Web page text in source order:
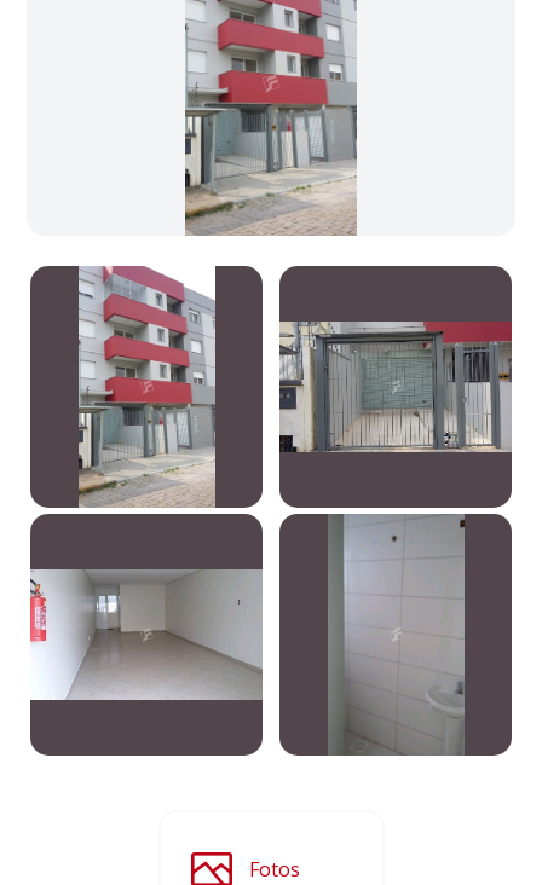
Fotos